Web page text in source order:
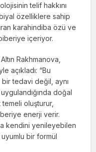
telif hakkını
özelliklere sahip
karahindiba özü ve
içeriyor.
Rakhmanova,
açıkladı: “Bu
bir tedavi değil, aynı
doğal
temeli oluşturur,
enerji verir.
kendini yenileyebilen
bir formül